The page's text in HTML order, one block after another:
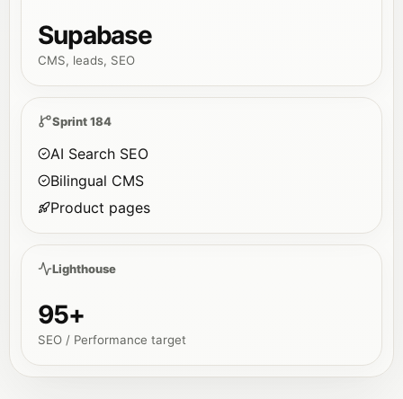
Supabase
CMS, leads, SEO
Sprint 184
AI Search SEO
Bilingual CMS
Product pages
Lighthouse
95+
SEO / Performance target